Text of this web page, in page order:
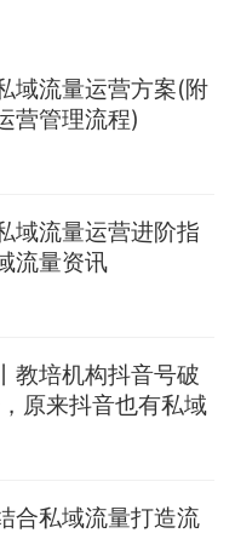
域流量运营方案(附
营管理流程)
域流量运营进阶指
量资讯
教培机构抖音号破
原来抖音也有私域
合私域流量打造流